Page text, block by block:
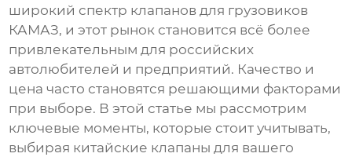
широкий спектр клапанов для грузовиков
КАМАЗ, и этот рынок становится всё более
привлекательным для российских
автолюбителей и предприятий. Качество и
цена часто становятся решающими факторами
при выборе. В этой статье мы рассмотрим
ключевые моменты, которые стоит учитывать,
выбирая китайские клапаны для вашего